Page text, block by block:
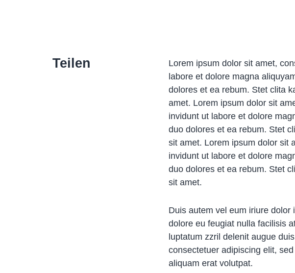
Teilen
Lorem ipsum dolor sit amet,
labore et dolore magna
dolores et ea rebum. Stet clita
amet. Lorem ipsum dolor sit
invidunt ut labore et dolore
duo dolores et ea rebum. Stet
sit amet. Lorem ipsum dolor sit
invidunt ut labore et dolore
duo dolores et ea rebum. Stet
sit amet.
Duis autem vel eum iriure
dolore eu feugiat nulla facilisis
luptatum zzril delenit augue
consectetuer adipiscing elit,
aliquam erat volutpat.